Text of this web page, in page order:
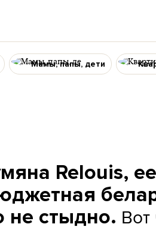
Мамы, папы, дети
Relouis,
не стыдно. Вот